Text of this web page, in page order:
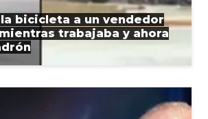
bicicleta a un vendedor
trabajaba y ahora